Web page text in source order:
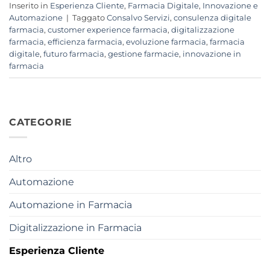
Inserito in Esperienza Cliente, Farmacia Digitale, Innovazione e
Automazione | Taggato Consalvo Servizi, consulenza digitale
farmacia, customer experience farmacia, digitalizzazione
farmacia, efficienza farmacia, evoluzione farmacia, farmacia
digitale, futuro farmacia, gestione farmacie, innovazione in
farmacia
CATEGORIE
Altro
Automazione
Automazione in Farmacia
Digitalizzazione in Farmacia
Esperienza Cliente